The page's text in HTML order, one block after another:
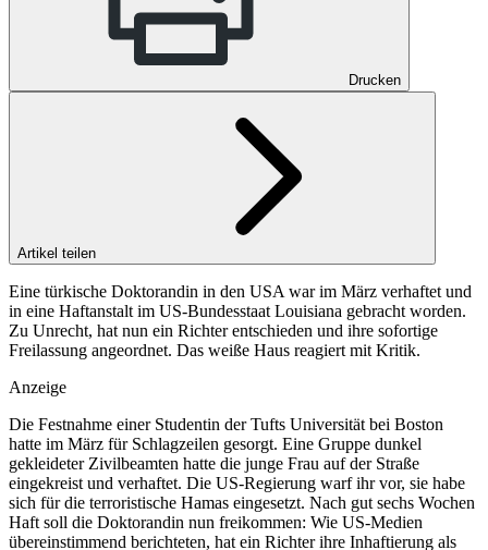
Drucken
Artikel teilen
Eine türkische Doktorandin in den USA war im März verhaftet und
in eine Haftanstalt im US-Bundesstaat Louisiana gebracht worden.
Zu Unrecht, hat nun ein Richter entschieden und ihre sofortige
Freilassung angeordnet. Das weiße Haus reagiert mit Kritik.
Anzeige
Die Festnahme einer Studentin der Tufts Universität bei Boston
hatte im März für Schlagzeilen gesorgt. Eine Gruppe dunkel
gekleideter Zivilbeamten hatte die junge Frau auf der Straße
eingekreist und verhaftet. Die US-Regierung warf ihr vor, sie habe
sich für die terroristische Hamas eingesetzt. Nach gut sechs Wochen
Haft soll die Doktorandin nun freikommen: Wie US-Medien
übereinstimmend berichteten, hat ein Richter ihre Inhaftierung als